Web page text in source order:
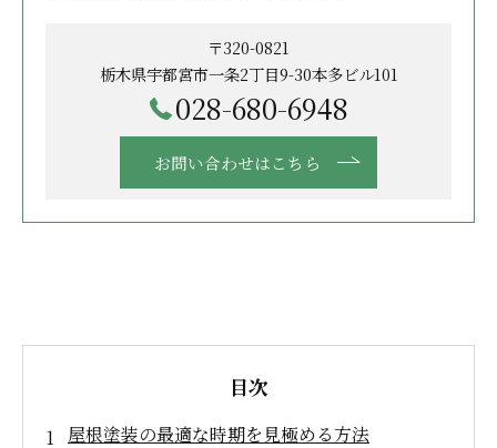
〒320-0821
栃木県宇都宮市一条2丁目9-30本多ビル101
028-680-6948
お問い合わせはこちら
目次
屋根塗装の最適な時期を見極める方法